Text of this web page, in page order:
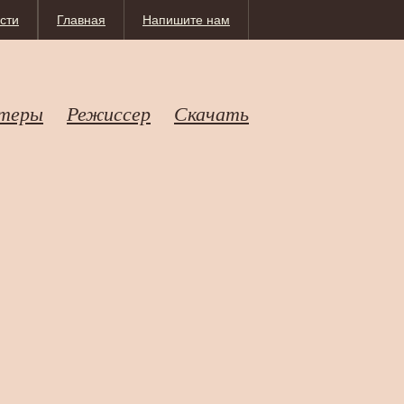
Напишите нам
Главная
Режиссер Скачать